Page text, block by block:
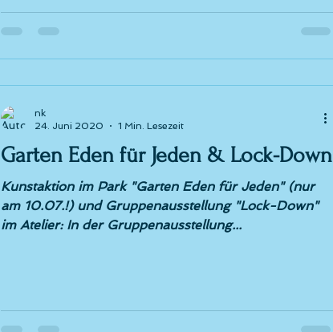
Garten Eden für Jeden & Lock-Down
Kunstaktion im Park "Garten Eden für Jeden" (nur
am 10.07.!) und Gruppenausstellung "Lock-Down"
im Atelier: In der Gruppenausstellung...
nk
24. Juni 2020
1 Min. Lesezeit